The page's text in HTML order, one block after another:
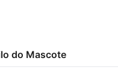
do Mascote